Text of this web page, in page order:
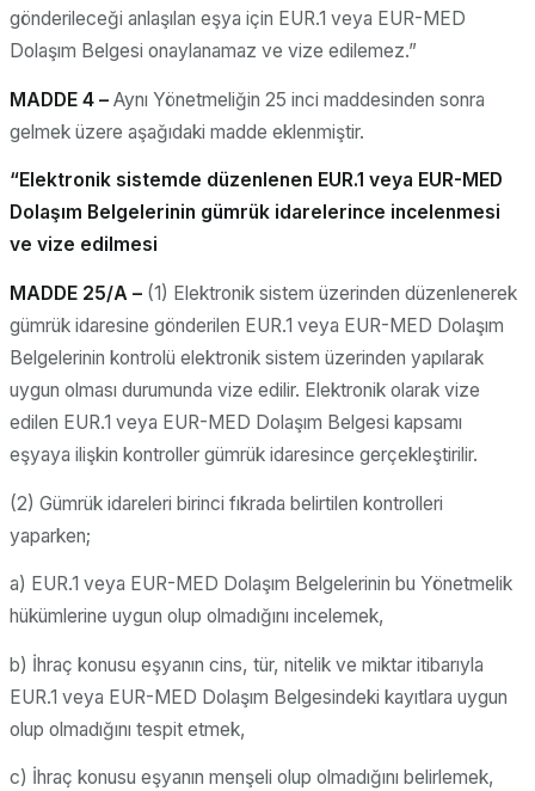
gönderileceği anlaşılan eşya için EUR.1 veya EUR-MED
Dolaşım Belgesi onaylanamaz ve vize edilemez.”
MADDE 4 – Aynı Yönetmeliğin 25 inci maddesinden sonra
gelmek üzere aşağıdaki madde eklenmiştir.
“Elektronik sistemde düzenlenen EUR.1 veya EUR-MED
Dolaşım Belgelerinin gümrük idarelerince incelenmesi
ve vize edilmesi
MADDE 25/A – (1) Elektronik sistem üzerinden düzenlenerek
gümrük idaresine gönderilen EUR.1 veya EUR-MED Dolaşım
Belgelerinin kontrolü elektronik sistem üzerinden yapılarak
uygun olması durumunda vize edilir. Elektronik olarak vize
edilen EUR.1 veya EUR-MED Dolaşım Belgesi kapsamı
eşyaya ilişkin kontroller gümrük idaresince gerçekleştirilir.
(2) Gümrük idareleri birinci fıkrada belirtilen kontrolleri
yaparken;
a) EUR.1 veya EUR-MED Dolaşım Belgelerinin bu Yönetmelik
hükümlerine uygun olup olmadığını incelemek,
b) İhraç konusu eşyanın cins, tür, nitelik ve miktar itibarıyla
EUR.1 veya EUR-MED Dolaşım Belgesindeki kayıtlara uygun
olup olmadığını tespit etmek,
c) İhraç konusu eşyanın menşeli olup olmadığını belirlemek,